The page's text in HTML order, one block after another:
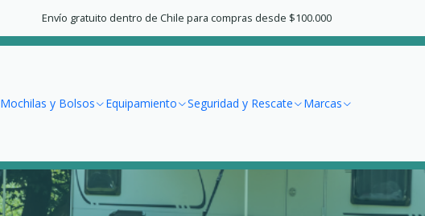
Mochilas y Bolsos Equipamiento Seguridad y Rescate Marcas
Envío gratuito dentro de Chile para compras desde $100.000
Inicio Equipamiento Carpas
Carpas